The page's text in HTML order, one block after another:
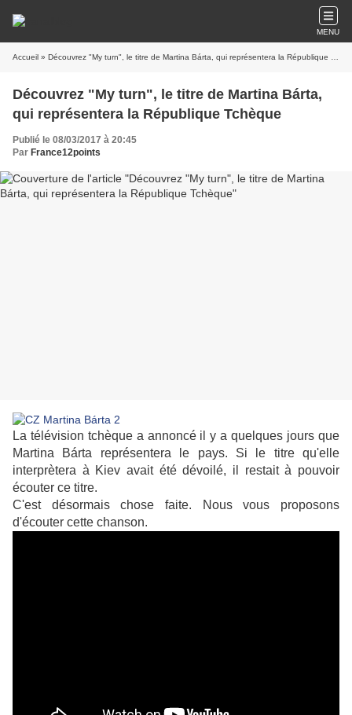
MENU
Accueil » Découvrez "My turn", le titre de Martina Bárta, qui représentera la République Tchèque
Découvrez "My turn", le titre de Martina Bárta,
qui représentera la République Tchèque
Publié le 08/03/2017 à 20:45
Par France12points
La télévision tchèque a annoncé il y a quelques jours que
Martina Bárta représentera le pays. Si le titre qu'elle
interprètera à Kiev avait été dévoilé, il restait à pouvoir
écouter ce titre.
C'est désormais chose faite. Nous vous proposons
d'écouter cette chanson.